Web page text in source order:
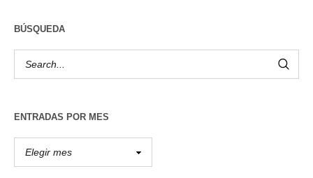
BÚSQUEDA
ENTRADAS POR MES